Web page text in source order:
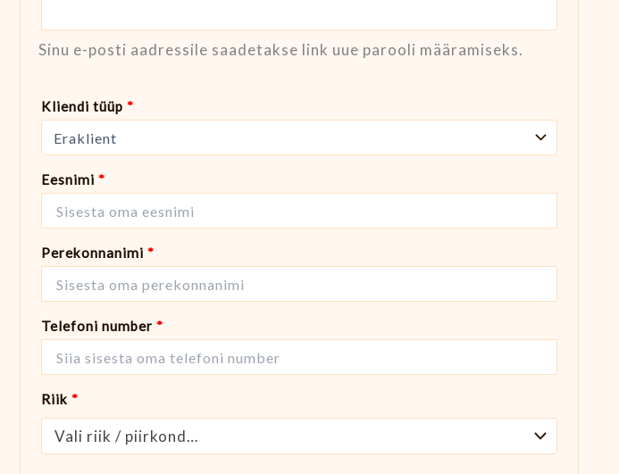
Sinu e-posti aadressile saadetakse link uue parooli määramiseks.
Kliendi tüüp *
Eesnimi *
Perekonnanimi *
Telefoni number *
Riik *
Vali riik / piirkond…